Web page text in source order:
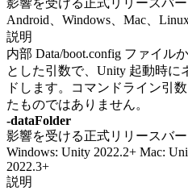
影響を受ける正式リリースバ
Android、Windows、Mac、
説明
内部 Data/boot.config ファイル
とした引数で、Unity 起動時に
ドします。コマンドライン引
たものではありません。
-dataFolder
影響を受ける正式リリースバ
Windows: Unity 2022.2+ Mac:
2022.3+
説明